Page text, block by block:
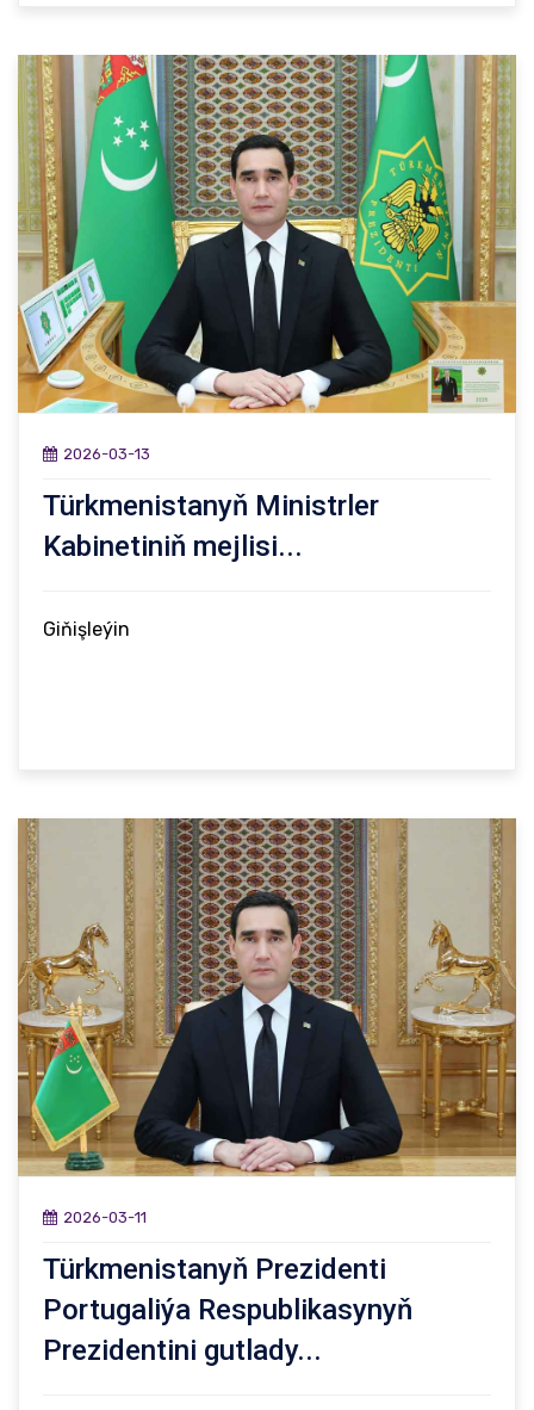
2026-03-13
Türkmenistanyň Ministrler
Kabinetiniň mejlisi...
Giňişleýin
2026-03-11
Türkmenistanyň Prezidenti
Portugaliýa Respublikasynyň
Prezidentini gutlady...